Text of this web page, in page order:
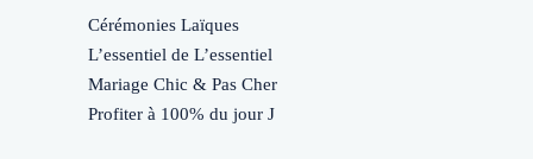
Cérémonies Laïques
L’essentiel de L’essentiel
Mariage Chic & Pas Cher
Profiter à 100% du jour J